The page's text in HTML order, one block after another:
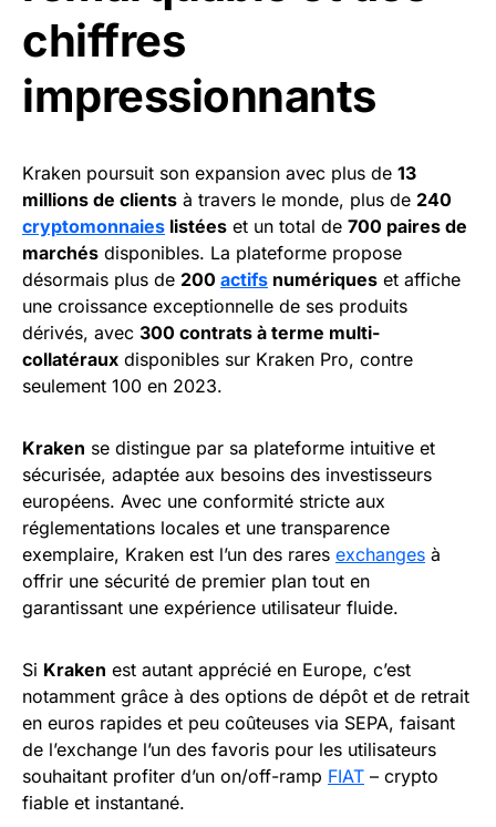
chiffres
impressionnants
Kraken poursuit son expansion avec plus de 13
millions de clients à travers le monde, plus de 240
cryptomonnaies listées et un total de 700 paires de
marchés disponibles. La plateforme propose
désormais plus de 200 actifs numériques et affiche
une croissance exceptionnelle de ses produits
dérivés, avec 300 contrats à terme multi-
collatéraux disponibles sur Kraken Pro, contre
seulement 100 en 2023.
Kraken se distingue par sa plateforme intuitive et
sécurisée, adaptée aux besoins des investisseurs
européens. Avec une conformité stricte aux
réglementations locales et une transparence
exemplaire, Kraken est l’un des rares exchanges à
offrir une sécurité de premier plan tout en
garantissant une expérience utilisateur fluide.
Si Kraken est autant apprécié en Europe, c’est
notamment grâce à des options de dépôt et de retrait
en euros rapides et peu coûteuses via SEPA, faisant
de l’exchange l’un des favoris pour les utilisateurs
souhaitant profiter d’un on/off-ramp FIAT – crypto
fiable et instantané.